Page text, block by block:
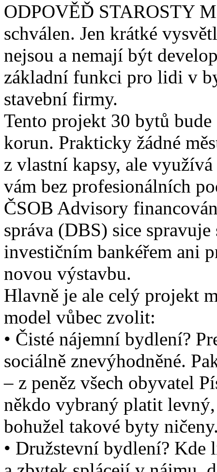
ODPOVĚĎ STAROSTY
schválen. Jen krátké
nejsou a nemají být
základní funkci pro lidi v
stavební firmy.
Tento projekt 30 bytů
korun. Prakticky žádné
z vlastní kapsy, ale
vám bez profesionálních
ČSOB Advisory
správa (DBS) sice
investičním bankéřem ani
novou výstavbu.
Hlavně je ale celý projekt
model vůbec zvolit:
• Čisté nájemní bydlení?
sociálně znevýhodněné.
– z peněz všech obyvatel
někdo vybraný platit
bohužel takové byty
• Družstevní bydlení? Kde